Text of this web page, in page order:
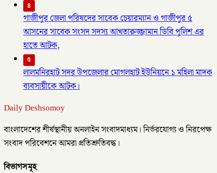
৪
গাজীপুর জেলা পরিষদের সাবেক চেয়ারম্যান ও গাজীপুর ৫
আসনের সাবেক সংসদ সদস্য আখতারুজ্জামান ডিবি পুলিশ এর
হাতে আটক,
৫
লালমনিরহাট সদর উপজেলার মোগলহাট ইউনিয়নে ১ মহিলা মাদক
ব্যবসায়ীকে আটক।
Daily Deshsomoy
বাংলাদেশের শীর্ষস্থানীয় অনলাইন সংবাদমাধ্যম। নির্ভরযোগ্য ও নিরপেক্ষ
সংবাদ পরিবেশনে আমরা প্রতিশ্রুতিবদ্ধ।
বিভাগসমূহ